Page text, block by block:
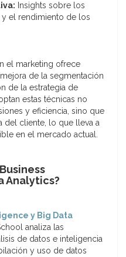
Insights sobre los
y el rendimiento de los
el marketing ofrece
de la segmentación
de la estrategia de
estas técnicas no
y eficiencia, sino que
del cliente, lo que lleva a
en el mercado actual.
Analytics?
y Big Data
analiza las
de datos e inteligencia
y uso de datos